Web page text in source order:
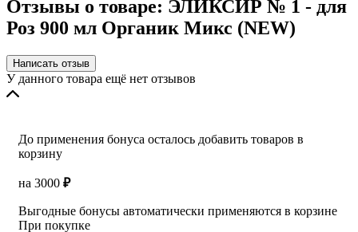
Отзывы о товаре: ЭЛИКСИР № 1 - для
Роз 900 мл Органик Микс (NEW)
Написать отзыв
У данного товара ещё нет отзывов
До применения бонуса осталось добавить товаров в
корзину
на 3000 ₽
Выгодные бонусы автоматически применяются в корзине
При покупке